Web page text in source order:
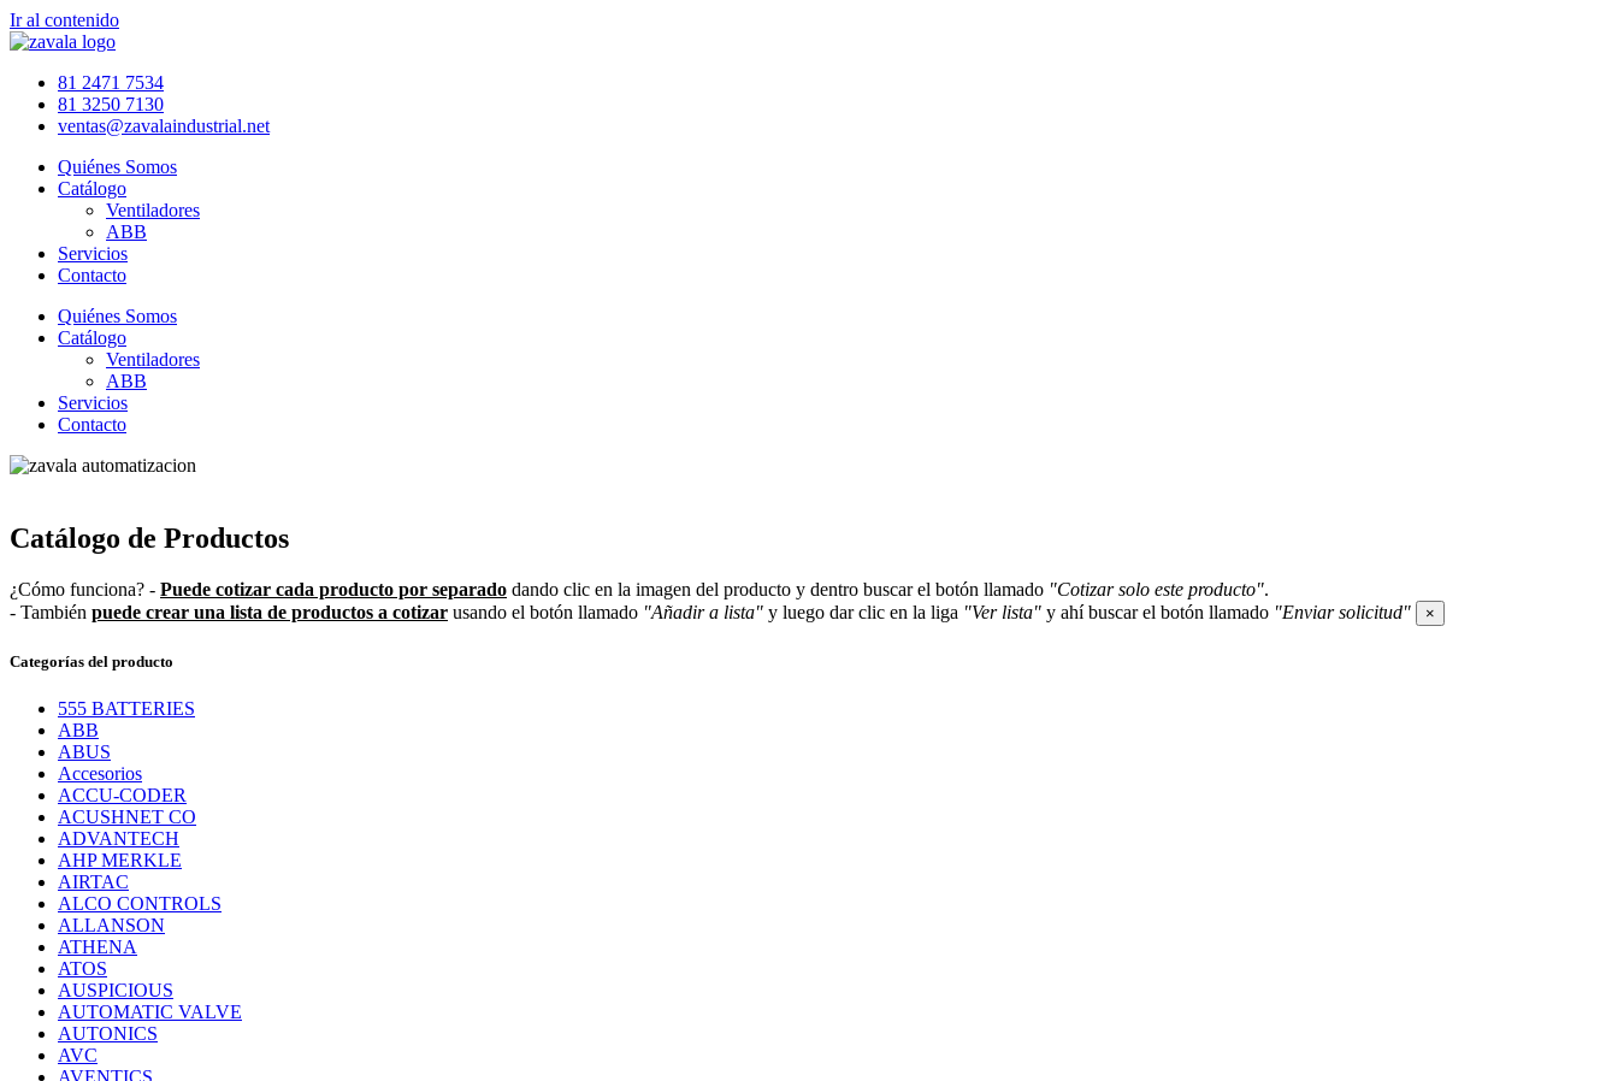
Ir al contenido
81 2471 7534
81 3250 7130
ventas@zavalaindustrial.net
Quiénes Somos
Catálogo
Ventiladores
ABB
Servicios
Contacto
Quiénes Somos
Catálogo
Ventiladores
ABB
Servicios
Contacto
Catálogo de Productos
¿Cómo funciona? - Puede cotizar cada producto por separado dando clic en la imagen del producto y dentro buscar el botón llamado "Cotizar solo este producto".
- También puede crear una lista de productos a cotizar usando el botón llamado "Añadir a lista" y luego dar clic en la liga "Ver lista" y ahí buscar el botón llamado "Enviar solicitud" ×
Categorías del producto
555 BATTERIES
ABB
ABUS
Accesorios
ACCU-CODER
ACUSHNET CO
ADVANTECH
AHP MERKLE
AIRTAC
ALCO CONTROLS
ALLANSON
ATHENA
ATOS
AUSPICIOUS
AUTOMATIC VALVE
AUTONICS
AVC